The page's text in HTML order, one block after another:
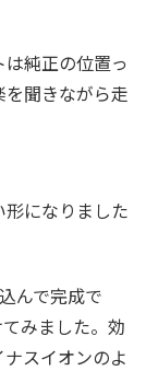
純正の位置っ
聞きながら走
になりました
んで完成で
みました。効
スイオンのよ